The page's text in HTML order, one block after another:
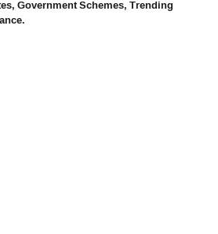
Government Schemes, Trending